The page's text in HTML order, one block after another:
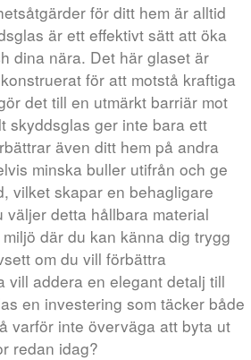
för ditt hem är alltid
är ett effektivt sätt att öka
dina nära. Det här glaset är
för att motstå kraftiga
det till en utmärkt barriär mot
skyddsglas ger inte bara ett
även ditt hem på andra
minska buller utifrån och ge
vilket skapar en behagligare
väljer detta hållbara material
där du kan känna dig trygg
om du vill förbättra
vill addera en elegant detalj till
en investering som täcker både
varför inte överväga att byta ut
redan idag?